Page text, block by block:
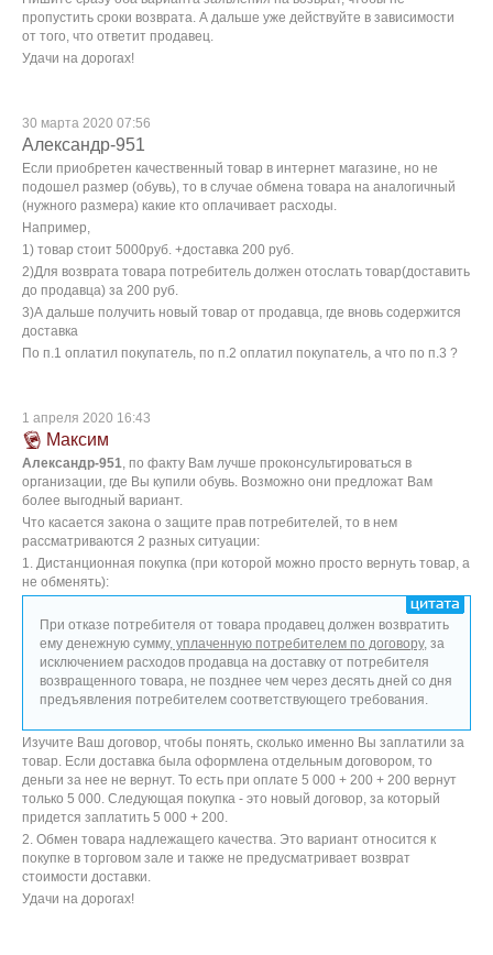
пропустить сроки возврата. А дальше уже действуйте в зависимости
от того, что ответит продавец.
Удачи на дорогах!
30 марта 2020 07:56
Александр-951
Если приобретен качественный товар в интернет магазине, но не
подошел размер (обувь), то в случае обмена товара на аналогичный
(нужного размера) какие кто оплачивает расходы.
Например,
1) товар стоит 5000руб. +доставка 200 руб.
2)Для возврата товара потребитель должен отослать товар(доставить
до продавца) за 200 руб.
3)А дальше получить новый товар от продавца, где вновь содержится
доставка
По п.1 оплатил покупатель, по п.2 оплатил покупатель, а что по п.3 ?
1 апреля 2020 16:43
Максим
Александр-951, по факту Вам лучше проконсультироваться в
организации, где Вы купили обувь. Возможно они предложат Вам
более выгодный вариант.
Что касается закона о защите прав потребителей, то в нем
рассматриваются 2 разных ситуации:
1. Дистанционная покупка (при которой можно просто вернуть товар, а
не обменять):
При отказе потребителя от товара продавец должен возвратить
ему денежную сумму, уплаченную потребителем по договору, за
исключением расходов продавца на доставку от потребителя
возвращенного товара, не позднее чем через десять дней со дня
предъявления потребителем соответствующего требования.
Изучите Ваш договор, чтобы понять, сколько именно Вы заплатили за
товар. Если доставка была оформлена отдельным договором, то
деньги за нее не вернут. То есть при оплате 5 000 + 200 + 200 вернут
только 5 000. Следующая покупка - это новый договор, за который
придется заплатить 5 000 + 200.
2. Обмен товара надлежащего качества. Это вариант относится к
покупке в торговом зале и также не предусматривает возврат
стоимости доставки.
Удачи на дорогах!